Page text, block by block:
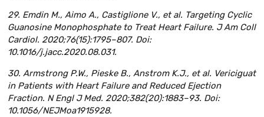
29. Emdin M., Aimo A., Castiglione V., et al. Targeting Cyclic
Guanosine Monophosphate to Treat Heart Failure. J Am Coll
Cardiol. 2020;76(15):1795–807. Doi:
10.1016/j.jacc.2020.08.031.
30. Armstrong P.W., Pieske B., Anstrom K.J., et al. Vericiguat
in Patients with Heart Failure and Reduced Ejection
Fraction. N Engl J Med. 2020;382(20):1883–93. Doi:
10.1056/NEJMoa1915928.